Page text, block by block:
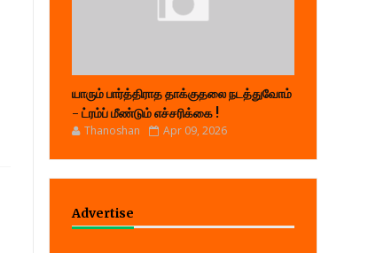
யாரும் பார்த்திராத தாக்குதலை நடத்துவோம்
- ட்ரம்ப் மீண்டும் எச்சரிக்கை !
Thanoshan Apr 09, 2026
Advertise